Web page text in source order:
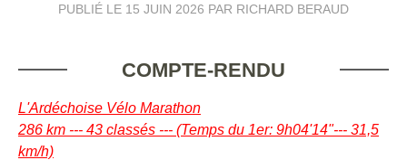
PUBLIÉ LE 15 JUIN 2026 PAR RICHARD BERAUD
COMPTE-RENDU
L'Ardéchoise Vélo Marathon
286 km --- 43 classés --- (Temps du 1er: 9h04'14"--- 31,5
km/h)